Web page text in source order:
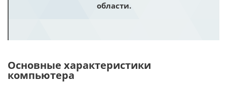
области.
Основные характеристики
компьютера